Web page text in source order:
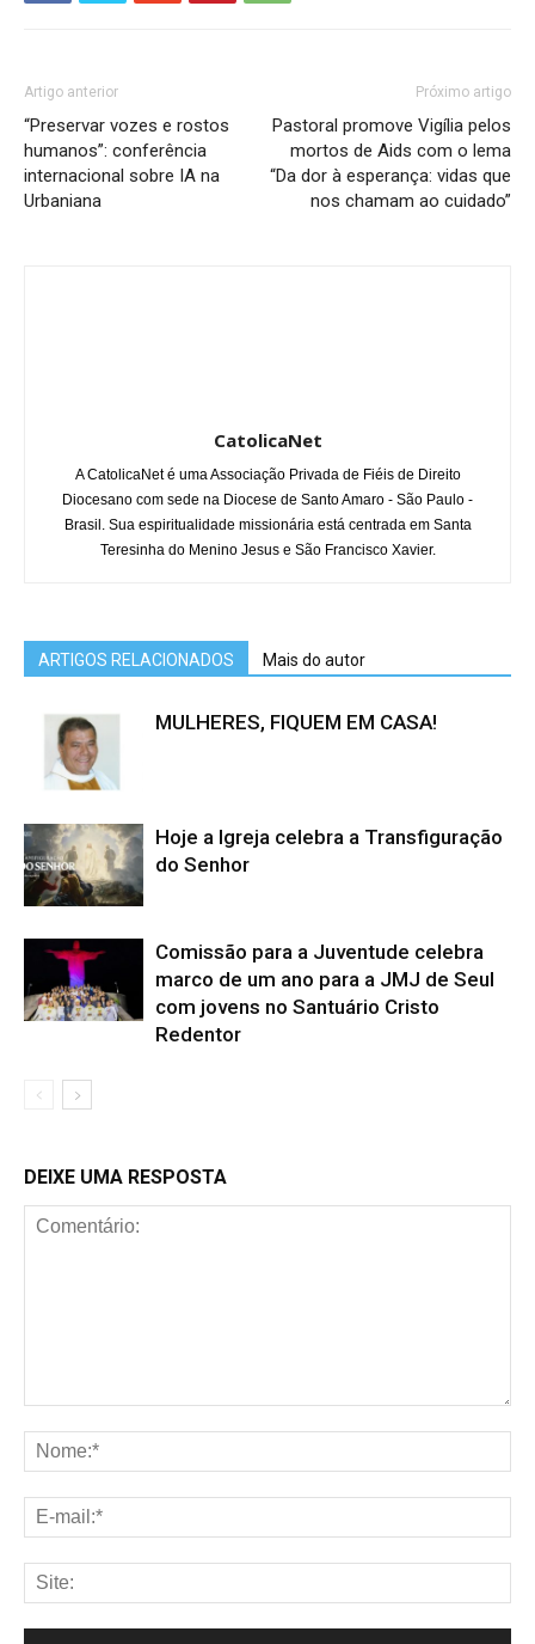
Artigo anterior
“Preservar vozes e rostos
humanos”: conferência
internacional sobre IA na
Urbaniana
Próximo artigo
Pastoral promove Vigília pelos
mortos de Aids com o lema
“Da dor à esperança: vidas que
nos chamam ao cuidado”
CatolicaNet
A CatolicaNet é uma Associação Privada de Fiéis de Direito
Diocesano com sede na Diocese de Santo Amaro - São Paulo -
Brasil. Sua espiritualidade missionária está centrada em Santa
Teresinha do Menino Jesus e São Francisco Xavier.
ARTIGOS RELACIONADOS Mais do autor
MULHERES, FIQUEM EM CASA!
Hoje a Igreja celebra a Transfiguração
do Senhor
Comissão para a Juventude celebra
marco de um ano para a JMJ de Seul
com jovens no Santuário Cristo
Redentor
DEIXE UMA RESPOSTA